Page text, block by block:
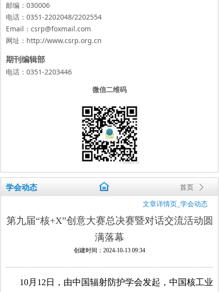
邮编：030006
电话：0351-2202048/2202554
Email：csrp@foxmail.com
网址： http://www.csrp.org.cn
期刊编辑部
电话：0351-2203446
微信二维码
学会动态 首页 ꄲ
文章详情页_学会动态
第九届“核+X”创意大赛总决赛暨对话交流活动圆
满落幕
创建时间： 2024-10-13 09:34
10月12日，由中国辐射防护学会发起，中国核工业